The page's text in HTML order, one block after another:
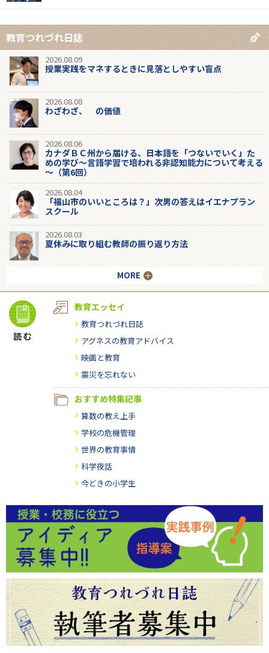
教育つれづれ日誌
2026.08.09
授業実践をマネするときに見落としやすい盲点
2026.08.08
わざわざ、 の価値
2026.08.06
カナダＢＣ州から届ける、日本語を「つないでいく」た
めの学び～言語学習で培われる非認知能力について考える
～（第6回）
2026.08.04
「福山市のいいところは？」次男の答えはイエナプラン
スクール
2026.08.03
夏休みに取り組む教師の振り返り方法
MORE
教育エッセイ
教育つれづれ日誌
アグネスの教育アドバイス
映画と教育
震災を忘れない
おすすめ特集記事
算数の教え上手
学校の危機管理
世界の教育事情
科学夜話
今どきの小学生